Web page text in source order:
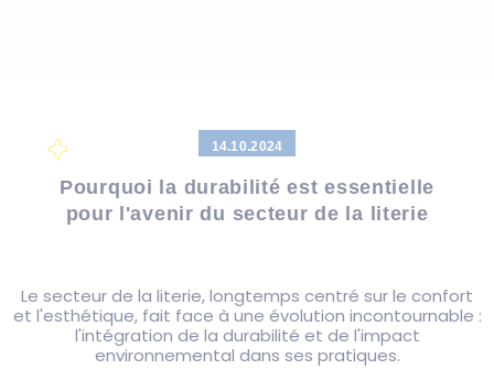
14.10.2024
Pourquoi la durabilité est essentielle
pour l'avenir du secteur de la literie
Le secteur de la literie, longtemps centré sur le confort
et l'esthétique, fait face à une évolution incontournable :
l'intégration de la durabilité et de l'impact
environnemental dans ses pratiques.